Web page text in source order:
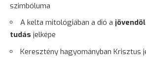
szimbóluma
A kelta mitológiában a dió a
tudás jelképe
Keresztény hagyományban Krisztus